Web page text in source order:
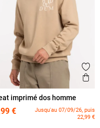
favoris
rapide
imprimé dos homme
€
Jusqu'au 07/09/26, puis
22,99 €